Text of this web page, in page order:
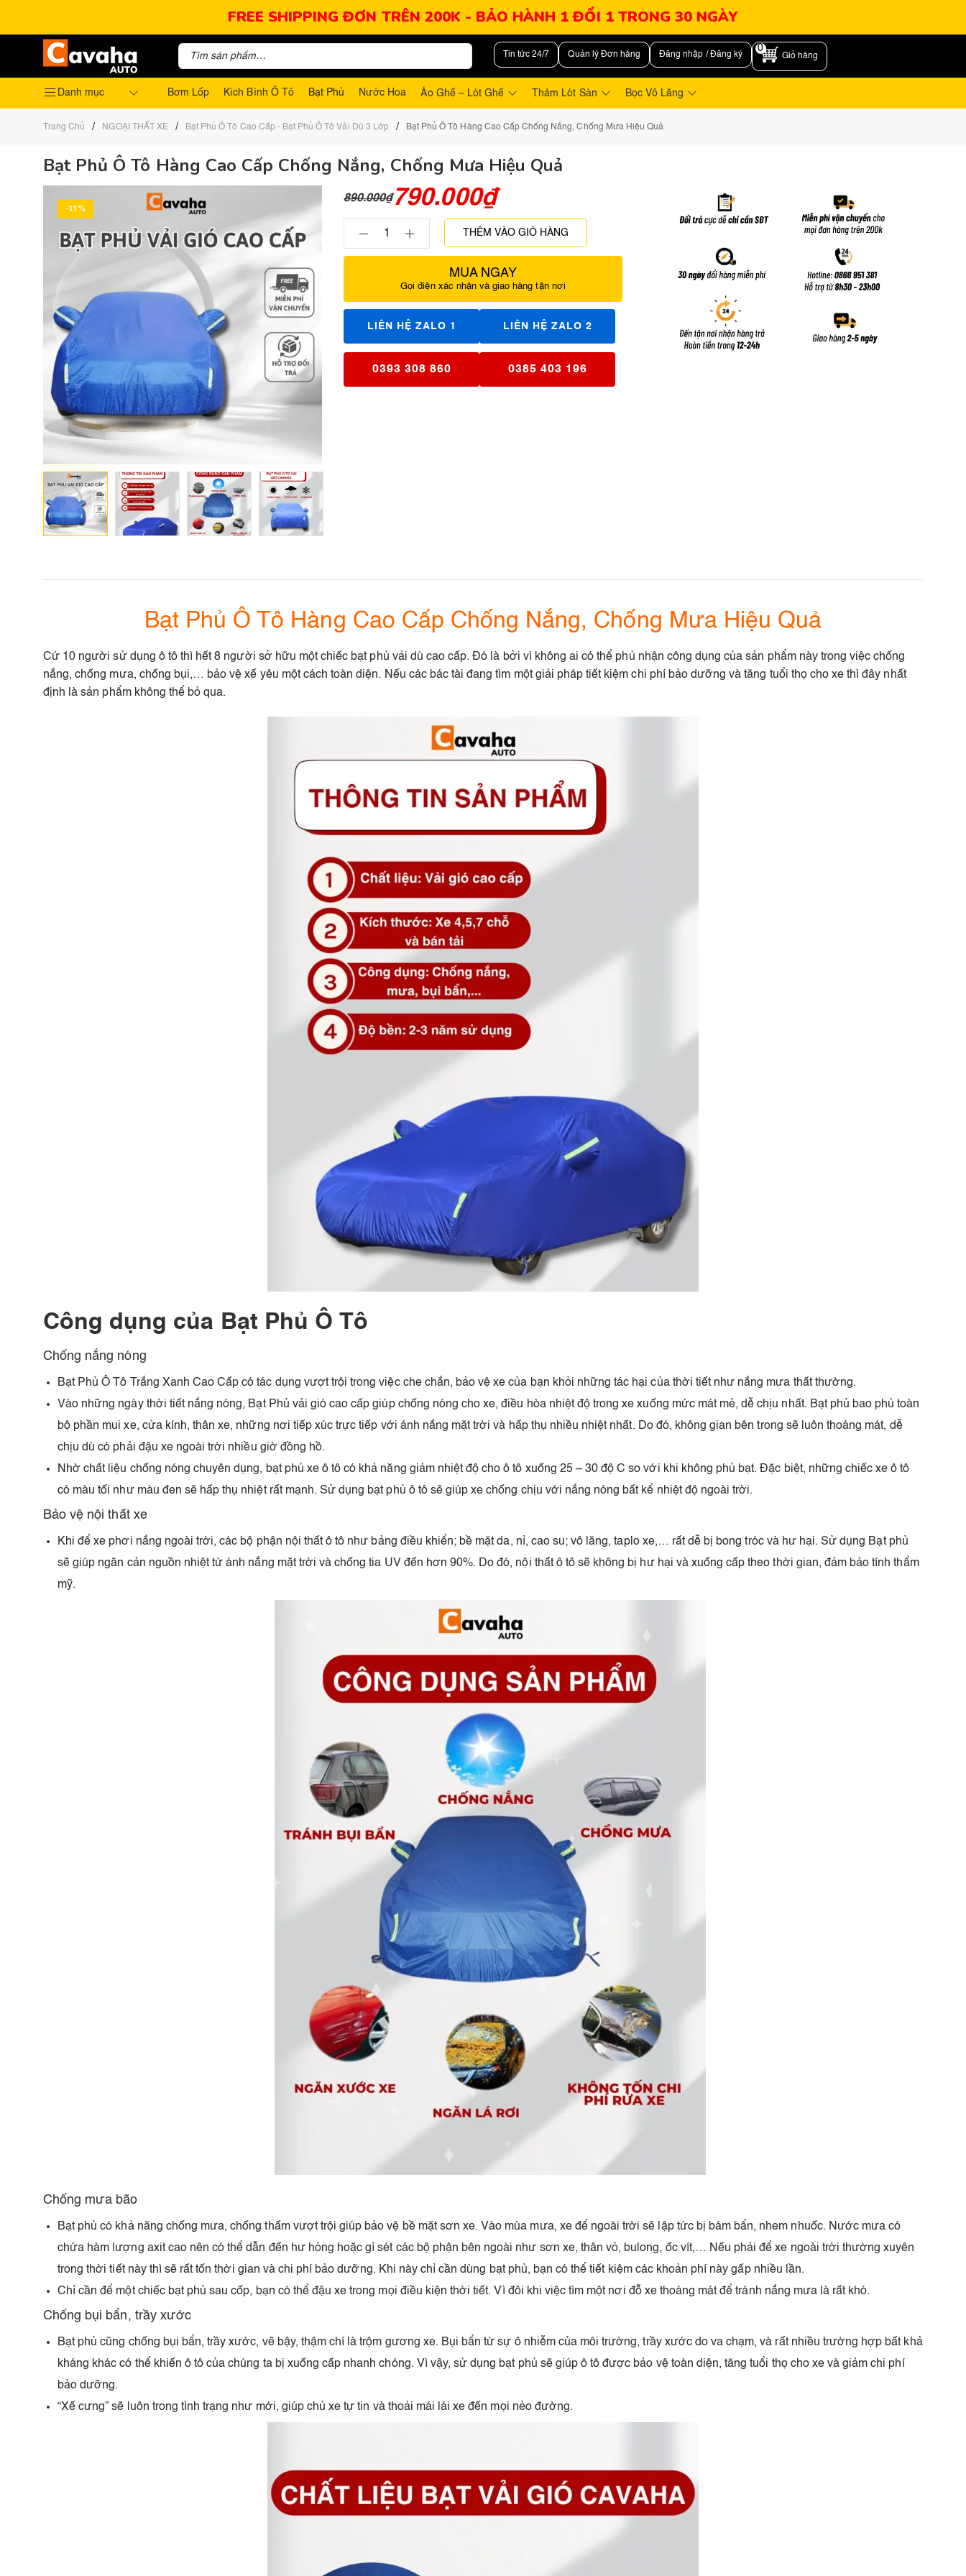
FREE SHIPPING ĐƠN TRÊN 200K - BẢO HÀNH 1 ĐỔI 1 TRONG 30 NGÀY
Tin tức 24/7 Quản lý Đơn hàng Đăng nhập / Đăng ký
0
Giỏ hàng
Danh mục Bơm Lốp Kích Bình Ô Tô Bạt Phủ Nước Hoa Áo Ghế – Lót Ghế Thảm Lót Sàn Bọc Vô Lăng
Trang Chủ / NGOẠI THẤT XE / Bạt Phủ Ô Tô Cao Cấp - Bạt Phủ Ô Tô Vải Dù 3 Lớp / Bạt Phủ Ô Tô Hàng Cao Cấp Chống Nắng, Chống Mưa Hiệu Quả
Bạt Phủ Ô Tô Hàng Cao Cấp Chống Nắng, Chống Mưa Hiệu Quả
-11%
890.000₫790.000₫
THÊM VÀO GIỎ HÀNG
MUA NGAY
Gọi điện xác nhận và giao hàng tận nơi
LIÊN HỆ ZALO 1 LIÊN HỆ ZALO 2
0393 308 860 0385 403 196
Bạt Phủ Ô Tô Hàng Cao Cấp Chống Nắng, Chống Mưa Hiệu Quả
Cứ 10 người sử dụng ô tô thì hết 8 người sở hữu một chiếc bạt phủ vải dù cao cấp. Đó là bởi vì không ai có thể phủ nhận công dụng của sản phẩm này trong việc chống
nắng, chống mưa, chống bụi,… bảo vệ xế yêu một cách toàn diện. Nếu các bác tài đang tìm một giải pháp tiết kiệm chi phí bảo dưỡng và tăng tuổi thọ cho xe thì đây nhất
định là sản phẩm không thể bỏ qua.
Công dụng của Bạt Phủ Ô Tô
Chống nắng nóng
Bạt Phủ Ô Tô Trắng Xanh Cao Cấp có tác dụng vượt trội trong việc che chắn, bảo vệ xe của bạn khỏi những tác hại của thời tiết như nắng mưa thất thường.
Vào những ngày thời tiết nắng nóng, Bạt Phủ vải gió cao cấp giúp chống nóng cho xe, điều hòa nhiệt độ trong xe xuống mức mát mẻ, dễ chịu nhất. Bạt phủ bao phủ toàn
bộ phần mui xe, cửa kính, thân xe, những nơi tiếp xúc trực tiếp với ánh nắng mặt trời và hấp thụ nhiều nhiệt nhất. Do đó, không gian bên trong sẽ luôn thoáng mát, dễ
chịu dù có phải đậu xe ngoài trời nhiều giờ đồng hồ.
Nhờ chất liệu chống nóng chuyên dụng, bạt phủ xe ô tô có khả năng giảm nhiệt độ cho ô tô xuống 25 – 30 độ C so với khi không phủ bạt. Đặc biệt, những chiếc xe ô tô
có màu tối như màu đen sẽ hấp thụ nhiệt rất mạnh. Sử dụng bạt phủ ô tô sẽ giúp xe chống chịu với nắng nóng bất kể nhiệt độ ngoài trời.
Bảo vệ nội thất xe
Khi để xe phơi nắng ngoài trời, các bộ phận nội thất ô tô như bảng điều khiển; bề mặt da, nỉ, cao su; vô lăng, taplo xe,… rất dễ bị bong tróc và hư hại. Sử dụng Bạt phủ
sẽ giúp ngăn cản nguồn nhiệt từ ánh nắng mặt trời và chống tia UV đến hơn 90%. Do đó, nội thất ô tô sẽ không bị hư hại và xuống cấp theo thời gian, đảm bảo tính thẩm
mỹ.
Chống mưa bão
Bạt phủ có khả năng chống mưa, chống thấm vượt trội giúp bảo vệ bề mặt sơn xe. Vào mùa mưa, xe để ngoài trời sẽ lập tức bị bám bẩn, nhem nhuốc. Nước mưa có
chứa hàm lượng axit cao nên có thể dẫn đến hư hỏng hoặc gỉ sét các bộ phận bên ngoài như sơn xe, thân vỏ, bulong, ốc vít,… Nếu phải để xe ngoài trời thường xuyên
trong thời tiết này thì sẽ rất tốn thời gian và chi phí bảo dưỡng. Khi này chỉ cần dùng bạt phủ, bạn có thể tiết kiệm các khoản phí này gấp nhiều lần.
Chỉ cần để một chiếc bạt phủ sau cốp, bạn có thể đậu xe trong mọi điều kiện thời tiết. Vì đôi khi việc tìm một nơi đỗ xe thoáng mát để tránh nắng mưa là rất khó.
Chống bụi bẩn, trầy xước
Bạt phủ cũng chống bụi bẩn, trầy xước, vẽ bậy, thậm chí là trộm gương xe. Bụi bẩn từ sự ô nhiễm của môi trường, trầy xước do va chạm, và rất nhiều trường hợp bất khả
kháng khác có thể khiến ô tô của chúng ta bị xuống cấp nhanh chóng. Vì vậy, sử dụng bạt phủ sẽ giúp ô tô được bảo vệ toàn diện, tăng tuổi thọ cho xe và giảm chi phí
bảo dưỡng.
“Xế cưng” sẽ luôn trong tình trạng như mới, giúp chủ xe tự tin và thoải mái lái xe đến mọi nẻo đường.